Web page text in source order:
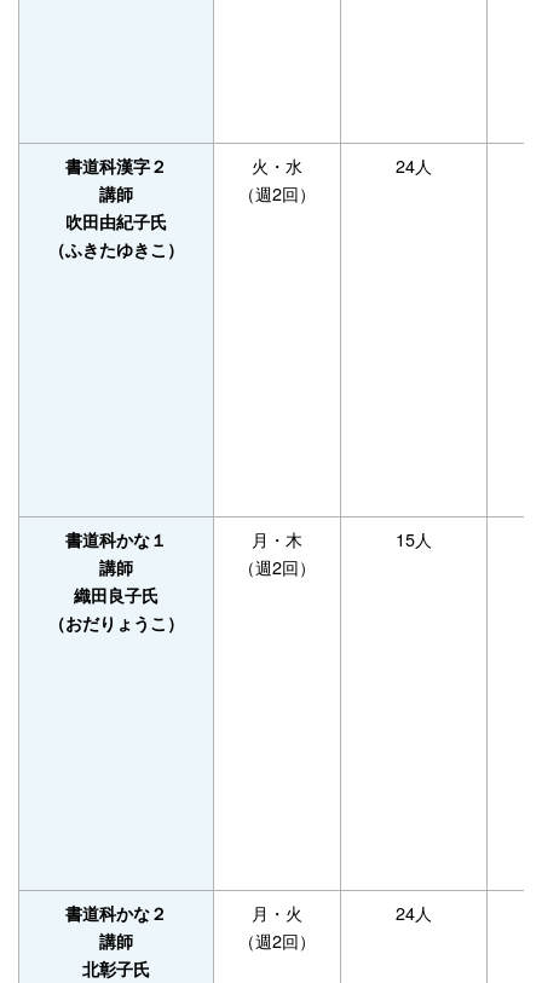
書道科漢字２
講師
吹田由紀子氏
（ふきたゆきこ）
火・水
（週2回）
24人
書道科かな１
講師
織田良子氏
（おだりょうこ）
月・木
（週2回）
15人
書道科かな２
講師
北彰子氏
月・火
（週2回）
24人